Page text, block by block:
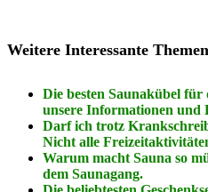
Weitere Interessante Themen
Die besten Saunakübel für
unsere Informationen und
Darf ich trotz
Nicht alle
Warum macht Sauna so
dem Saunagang.